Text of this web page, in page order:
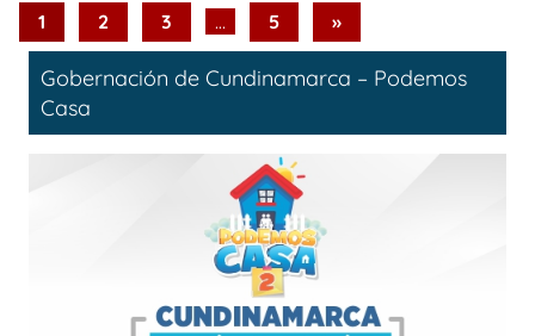
Paginación
de
entradas
1 2 3 … 5
Next
Posts
»
Gobernación de Cundinamarca – Podemos
Casa